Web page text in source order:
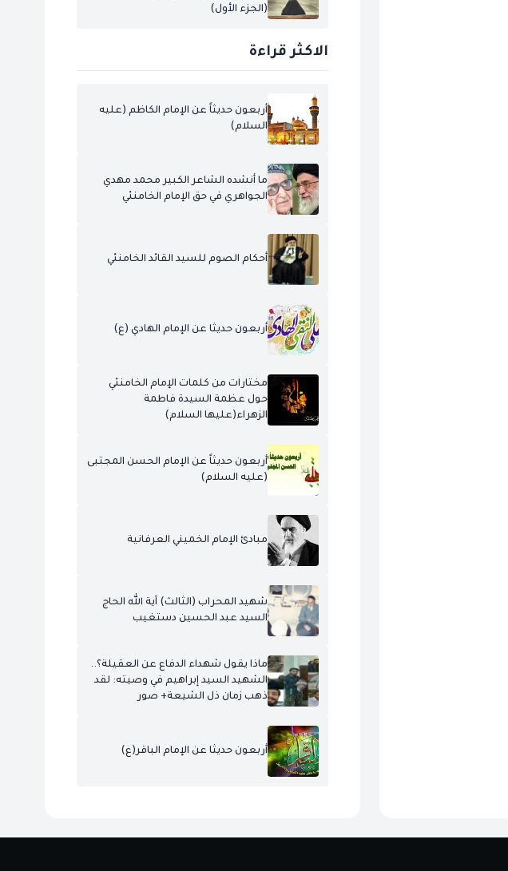
(الجزء الأول)
الاكثر قراءة
أربعون حديثاً عن الإمام الكاظم (عليه
السلام)
ما أنشده الشاعر الكبير محمد مهدي
الجواهري في حق الإمام الخامنئي
أحكام الصوم للسيد القائد الخامنئي
أربعون حديثا عن الإمام الهادي (ع)
مختارات من كلمات الإمام الخامنئي
حول عظمة السيدة فاطمة
الزهراء(عليها السلام)
أربعون حديثاً عن الإمام الحسن المجتبى
(عليه السلام)
مبادئ الإمام الخميني العرفانية
شهيد المحراب (الثالث) آية الله الحاج
السيد عبد الحسين دستغيب
ماذا يقول شهداء الدفاع عن العقيلة؟..
الشهيد السيد إبراهيم في وصيته: لقد
ذهب زمان ذل الشيعة+ صور
أربعون حديثا عن الإمام الباقر(ع)